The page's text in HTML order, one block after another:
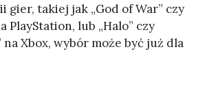
gier, takiej jak „God of War” czy
PlayStation, lub „Halo” czy
na Xbox, wybór może być już dla